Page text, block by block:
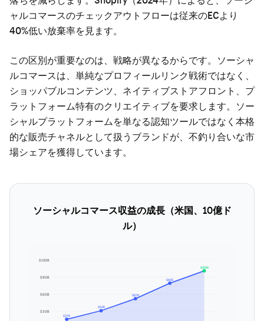
ャルコマースのチェックアウトフローは従来のECより
40%低い放棄率を見ます。
この区別が重要なのは、戦略が異なるからです。ソーシャ
ルコマースは、単純なプロフィールリンク戦術ではなく、
ショッパブルコンテンツ、ネイティブストアフロント、プ
ラットフォーム特有のクリエイティブを要求します。ソー
シャルプラットフォームを単なる認知ツールではなく本格
的な販売チャネルとして扱うブランドが、不釣り合いな市
場シェアを獲得しています。
ソーシャルコマース収益の成長（米国、10億ド
ル）
$30B
$60B
$90B
$120B
$37B
$53B
$67B
$82B
$105B